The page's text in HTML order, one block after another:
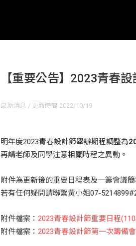
【重要公告】2023青春
最新消息 / 更新時間 2022/10/19
明年度2023青春設計節舉辦期程調整為
再請老師及同學注意相關時程之異動。
附件為更新後的重要日程表及一籌會議
若有任何疑問請聯繫黃小姐07-
附件檔案： 2023青春設計節重要日程
附件檔案： 2023青春設計節第一次籌備